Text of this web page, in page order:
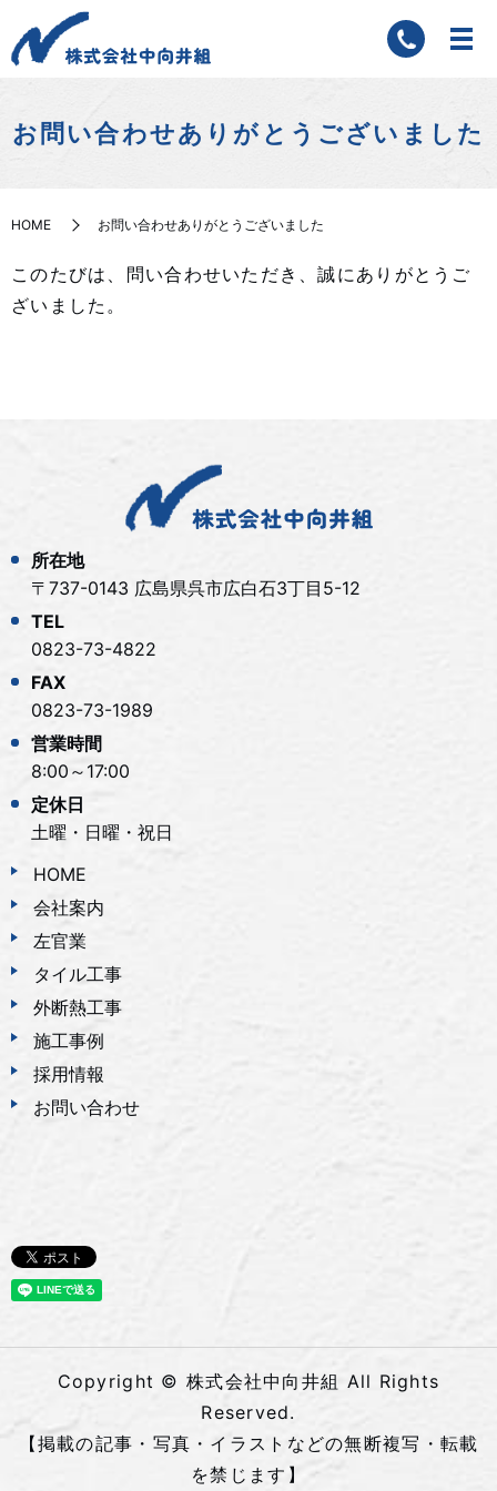
お問い合わせありがとうございました
HOME お問い合わせありがとうございました
このたびは、問い合わせいただき、誠にありがとうご
ざいました。
所在地
〒737-0143 広島県呉市広白石3丁目5-12
TEL
0823-73-4822
FAX
0823-73-1989
営業時間
8:00～17:00
定休日
土曜・日曜・祝日
HOME
会社案内
左官業
タイル工事
外断熱工事
施工事例
採用情報
お問い合わせ
Copyright © 株式会社中向井組 All Rights
Reserved.
【掲載の記事・写真・イラストなどの無断複写・転載
を禁じます】